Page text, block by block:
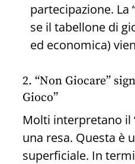
partecipazione. La
se il tabellone di
ed economica)
2. “Non Giocare”
Gioco”
Molti interpretano il
una resa. Questa è
superficiale. In